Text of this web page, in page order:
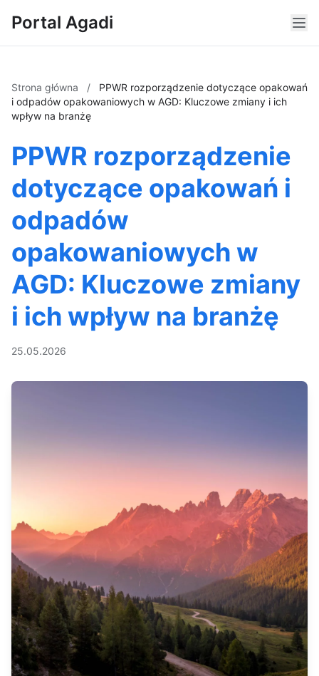
Portal Agadi
Strona główna /
PPWR rozporządzenie dotyczące opakowań
i odpadów opakowaniowych w AGD: Kluczowe zmiany i ich
wpływ na branżę
PPWR rozporządzenie
dotyczące opakowań i
odpadów
opakowaniowych w
AGD: Kluczowe zmiany
i ich wpływ na branżę
25.05.2026